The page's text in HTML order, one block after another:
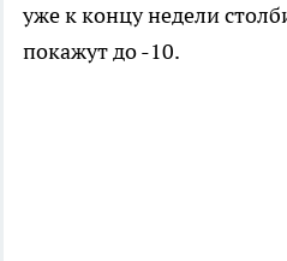
уже к концу недели
покажут до -10.